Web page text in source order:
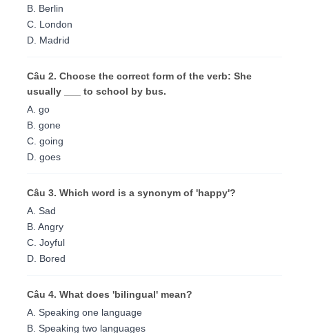
B. Berlin
C. London
D. Madrid
Câu 2. Choose the correct form of the verb: She
usually ___ to school by bus.
A. go
B. gone
C. going
D. goes
Câu 3. Which word is a synonym of 'happy'?
A. Sad
B. Angry
C. Joyful
D. Bored
Câu 4. What does 'bilingual' mean?
A. Speaking one language
B. Speaking two languages